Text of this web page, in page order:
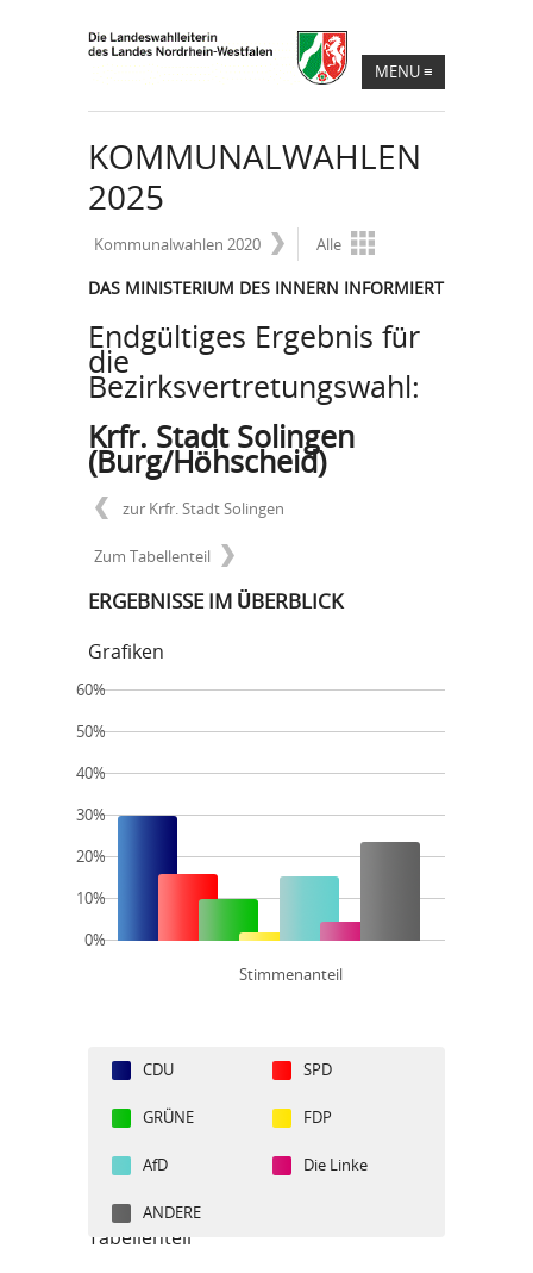
MENU≡
KOMMUNALWAHLEN
2025
Kommunalwahlen 2020 Alle
DAS MINISTERIUM DES INNERN INFORMIERT
Endgültiges Ergebnis für
die
Bezirksvertretungswahl:
Krfr. Stadt Solingen
(Burg/Höhscheid)
zur Krfr. Stadt Solingen
Zum Tabellenteil
ERGEBNISSE IM ÜBERBLICK
Grafiken
Stimmenanteil
60%
50%
40%
30%
20%
10%
0%
CDU SPD
GRÜNE FDP
AfD Die Linke
ANDERE
Tabellenteil